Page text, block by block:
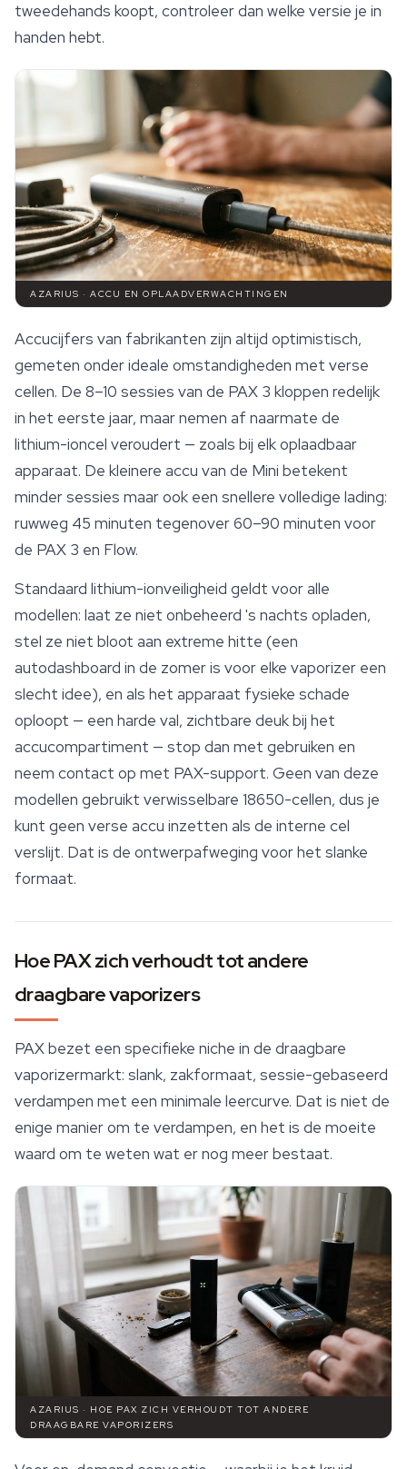
tweedehands koopt, controleer dan welke versie je in
handen hebt.
AZARIUS · ACCU EN OPLAADVERWACHTINGEN
Accucijfers van fabrikanten zijn altijd optimistisch,
gemeten onder ideale omstandigheden met verse
cellen. De 8–10 sessies van de PAX 3 kloppen redelijk
in het eerste jaar, maar nemen af naarmate de
lithium-ioncel veroudert — zoals bij elk oplaadbaar
apparaat. De kleinere accu van de Mini betekent
minder sessies maar ook een snellere volledige lading:
ruwweg 45 minuten tegenover 60–90 minuten voor
de PAX 3 en Flow.
Standaard lithium-ionveiligheid geldt voor alle
modellen: laat ze niet onbeheerd 's nachts opladen,
stel ze niet bloot aan extreme hitte (een
autodashboard in de zomer is voor elke vaporizer een
slecht idee), en als het apparaat fysieke schade
oploopt — een harde val, zichtbare deuk bij het
accucompartiment — stop dan met gebruiken en
neem contact op met PAX-support. Geen van deze
modellen gebruikt verwisselbare 18650-cellen, dus je
kunt geen verse accu inzetten als de interne cel
verslijt. Dat is de ontwerpafweging voor het slanke
formaat.
Hoe PAX zich verhoudt tot andere
draagbare vaporizers
PAX bezet een specifieke niche in de draagbare
vaporizermarkt: slank, zakformaat, sessie-gebaseerd
verdampen met een minimale leercurve. Dat is niet de
enige manier om te verdampen, en het is de moeite
waard om te weten wat er nog meer bestaat.
AZARIUS · HOE PAX ZICH VERHOUDT TOT ANDERE
DRAAGBARE VAPORIZERS